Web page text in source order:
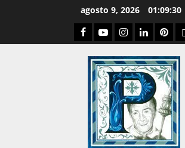
agosto 9, 2026 01:09:30
Facebook
YoutubeInstagram
Linked